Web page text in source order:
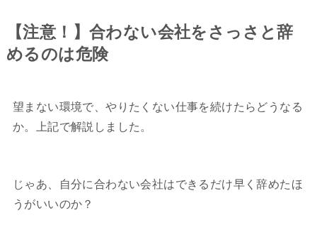
【注意！】合わない会社をさっさと辞
めるのは危険
望まない環境で、やりたくない仕事を続けたらどうなる
か。上記で解説しました。
じゃあ、自分に合わない会社はできるだけ早く辞めたほ
うがいいのか？